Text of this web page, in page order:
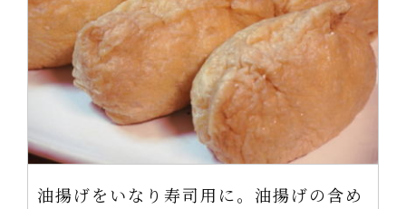
油揚げをいなり寿司用に。油揚げの含め